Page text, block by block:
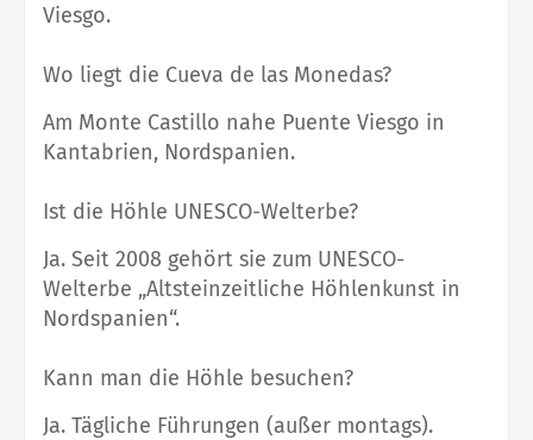
Viesgo.
Wo liegt die Cueva de las Monedas?
Am Monte Castillo nahe Puente Viesgo in
Kantabrien, Nordspanien.
Ist die Höhle UNESCO-Welterbe?
Ja. Seit 2008 gehört sie zum UNESCO-
Welterbe „Altsteinzeitliche Höhlenkunst in
Nordspanien“.
Kann man die Höhle besuchen?
Ja. Tägliche Führungen (außer montags).